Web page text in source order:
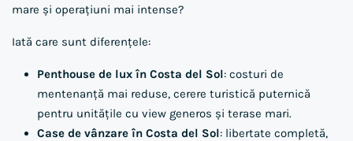
mare și operațiuni mai intense?
Iată care sunt diferențele:
Penthouse de lux în Costa del Sol: costuri de
mentenanță mai reduse, cerere turistică puternică
pentru unitățile cu view generos și terase mari.
Case de vânzare în Costa del Sol: libertate completă,